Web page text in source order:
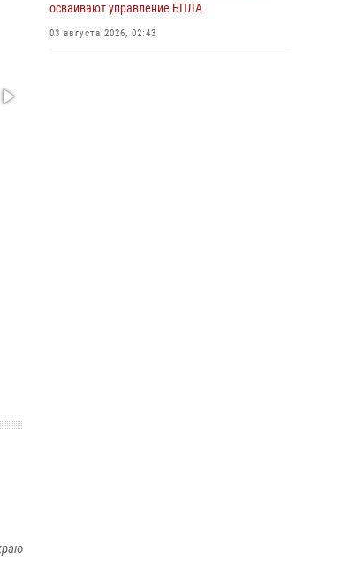
03 июля 2026, 04:03
осваивают управление БПЛА
03 августа 2026, 02:43